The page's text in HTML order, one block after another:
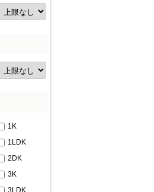
1K
1LDK
2DK
3K
3LDK